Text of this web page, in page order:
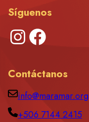
Síguenos
Instagram Facebook
Contáctanos
info@maramar.org
+506 7144 2415